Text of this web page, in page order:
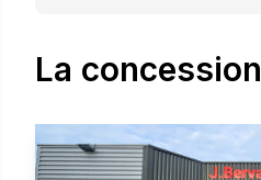
La concession